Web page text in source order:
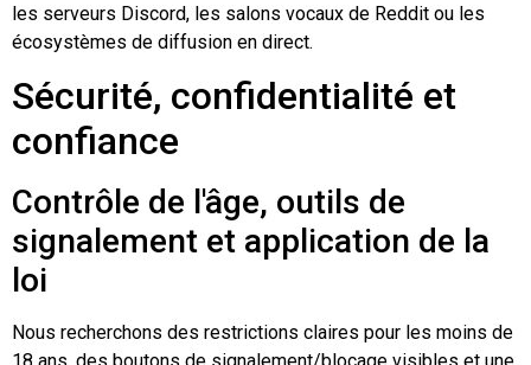
les serveurs Discord, les salons vocaux de Reddit ou les
écosystèmes de diffusion en direct.
Sécurité, confidentialité et
confiance
Contrôle de l'âge, outils de
signalement et application de la
loi
Nous recherchons des restrictions claires pour les moins de